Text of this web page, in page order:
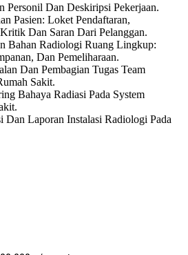
Personil Dan Deskiripsi Pekerjaan.
Pasien: Loket Pendaftaran,
Dan Saran Dari Pelanggan.
Bahan Radiologi Ruang Lingkup:
Dan Pemeliharaan.
Dan Pembagian Tugas Team
Sakit.
Bahaya Radiasi Pada System
Dan Laporan Instalasi Radiologi Pada